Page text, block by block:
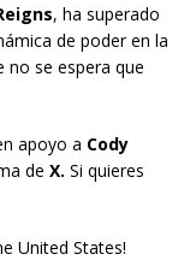
, ha superado
de poder en la
no se espera que
apoyo a Cody
de X. Si quieres
United States!